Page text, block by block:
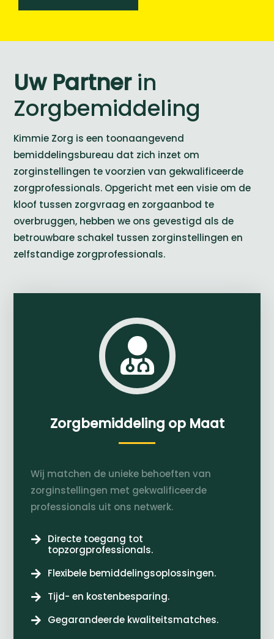
Uw Partnerin
Zorgbemiddeling
Kimmie Zorg is een toonaangevend
bemiddelingsbureau dat zich inzet om
zorginstellingen te voorzien van gekwalificeerde
zorgprofessionals. Opgericht met een visie om de
kloof tussen zorgvraag en zorgaanbod te
overbruggen, hebben we ons gevestigd als de
betrouwbare schakel tussen zorginstellingen en
zelfstandige zorgprofessionals.

Zorgbemiddeling op Maat
Wij matchen de unieke behoeften van
zorginstellingen met gekwalificeerde
professionals uit ons netwerk.

Directe toegang tot
topzorgprofessionals.
 Flexibele bemiddelingsoplossingen.
 Tijd- en kostenbesparing.
 Gegarandeerde kwaliteitsmatches.